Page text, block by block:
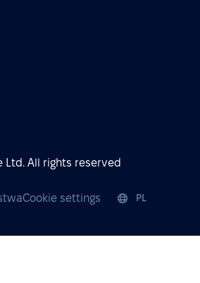
Ltd. All rights reserved
Cookie settings PL